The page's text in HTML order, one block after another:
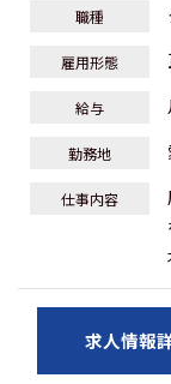
職種
雇用形態
給与
勤務地
仕事内容
求人情報